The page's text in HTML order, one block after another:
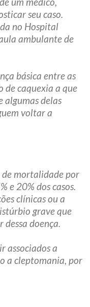
seu caso.
no Hospital
ambulante de
básica entre as
de caquexia a que
algumas delas
voltar a
de mortalidade por
e 20% dos casos.
clínicas ou a
grave que
doença.
associados a
a cleptomania, por